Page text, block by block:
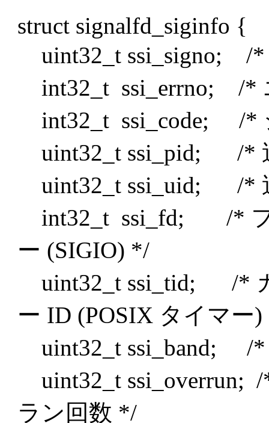
struct signalfd_siginfo {
uint32_t ssi_signo; /*
int32_t ssi_errno; /*
int32_t ssi_code; /*
uint32_t ssi_pid; /*
uint32_t ssi_uid; /*
int32_t ssi_fd; /* フ
ー (SIGIO) */
uint32_t ssi_tid; /*
ー ID (POSIX タイマー)
uint32_t ssi_band; /*
uint32_t ssi_overrun;
ラン回数 */